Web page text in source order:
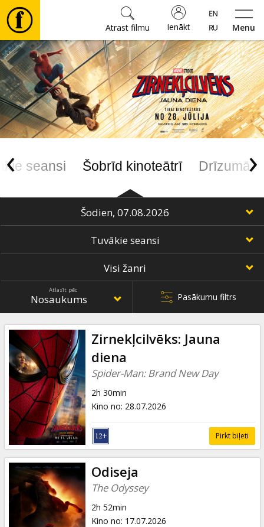
Menu
Ienākt
Atrast filmu
Filmas
🎵
Biļetes
Kultūra
Pasākumi
kartes
Uzkodas
B2B
Kino
Klubs
seansi Šobrīd kinoteātrī Drīzumā
‹ ›
Atlasīt pēc
Pasākumu filtrs
Zirnekļcilvēks: Jauna
diena
Spider-Man: Brand New Day
2h 30min
Kino no: 28.07.2026
Pirkt biļeti
Odiseja
The Odyssey
2h 52min
Kino no: 17.07.2026